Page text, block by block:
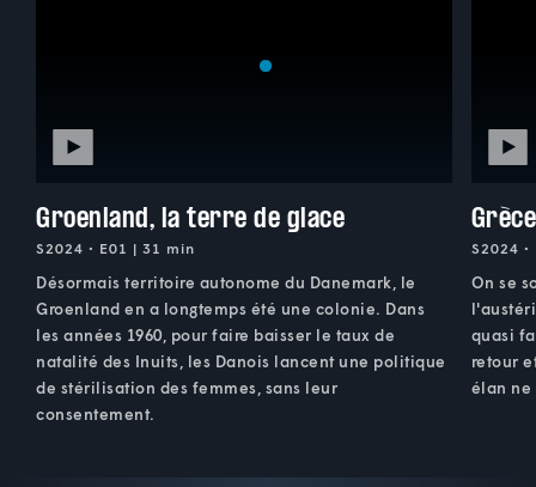
Groenland, la terre de glace
S2024 • E01 | 31 min
Désormais territoire autonome du Danemark, le
Groenland en a longtemps été une colonie. Dans
les années 1960, pour faire baisser le taux de
natalité des Inuits, les Danois lancent une politique
de stérilisation des femmes, sans leur
consentement.
S2024
On se
quasi
retour
élan ne